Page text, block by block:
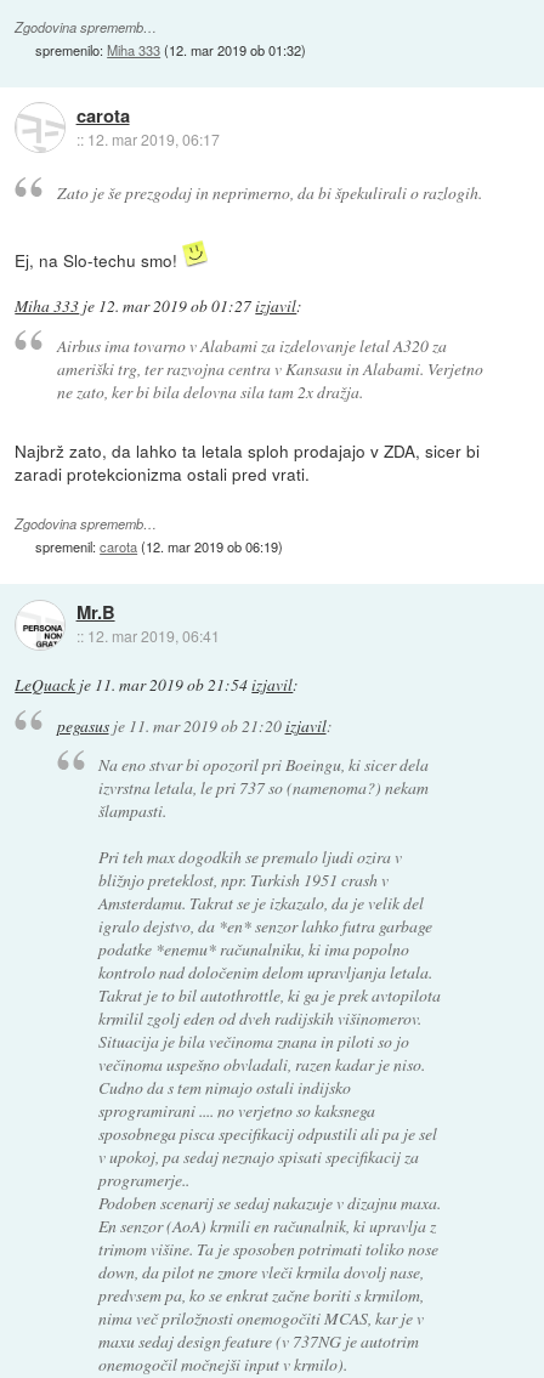
Zgodovina sprememb…
spremenilo:Miha 333(12. mar 2019 ob 01:32)
carota
:: 12. mar 2019, 06:17
Zato je še prezgodaj in neprimerno, da bi špekulirali o razlogih.
Ej, na Slo-techu smo!
Miha 333 je 12. mar 2019 ob 01:27izjavil:
Airbus ima tovarno v Alabami za izdelovanje letal A320 za
ameriški trg, ter razvojna centra v Kansasu in Alabami. Verjetno
ne zato, ker bi bila delovna sila tam 2x dražja.
Najbrž zato, da lahko ta letala sploh prodajajo v ZDA, sicer bi
zaradi protekcionizma ostali pred vrati.
Zgodovina sprememb…
spremenil:carota(12. mar 2019 ob 06:19)
Mr.B
:: 12. mar 2019, 06:41
LeQuack je 11. mar 2019 ob 21:54izjavil:
pegasusje 11. mar 2019 ob 21:20izjavil:
Na eno stvar bi opozoril pri Boeingu, ki sicer dela
izvrstna letala, le pri 737 so (namenoma?) nekam
šlampasti.
Pri teh max dogodkih se premalo ljudi ozira v
bližnjo preteklost, npr. Turkish 1951 crash v
Amsterdamu. Takrat se je izkazalo, da je velik del
igralo dejstvo, da *en* senzor lahko futra garbage
podatke *enemu* računalniku, ki ima popolno
kontrolo nad določenim delom upravljanja letala.
Takrat je to bil autothrottle, ki ga je prek avtopilota
krmilil zgolj eden od dveh radijskih višinomerov.
Situacija je bila večinoma znana in piloti so jo
večinoma uspešno obvladali, razen kadar je niso.
Cudno da s tem nimajo ostali indijsko
sprogramirani .... no verjetno so kaksnega
sposobnega pisca specifikacij odpustili ali pa je sel
v upokoj, pa sedaj neznajo spisati specifikacij za
programerje..
Podoben scenarij se sedaj nakazuje v dizajnu maxa.
En senzor (AoA) krmili en računalnik, ki upravlja z
trimom višine. Ta je sposoben potrimati toliko nose
down, da pilot ne zmore vleči krmila dovolj nase,
predvsem pa, ko se enkrat začne boriti s krmilom,
nima več priložnosti onemogočiti MCAS, kar je v
maxu sedaj design feature (v 737NG je autotrim
onemogočil močnejši input v krmilo).